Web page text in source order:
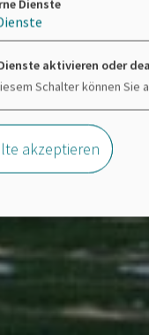
Dienste
aktivieren oder
Schalter können Sie
akzeptieren